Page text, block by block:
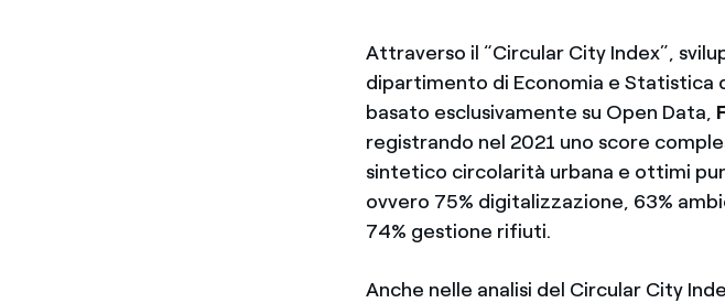
Attraverso il “Circular City Index”,
dipartimento di Economia e Statistica
basato esclusivamente su Open Data,
registrando nel 2021 uno score
sintetico circolarità urbana e ottimi
ovvero 75% digitalizzazione, 63%
74% gestione rifiuti.
Anche nelle analisi del Circular City